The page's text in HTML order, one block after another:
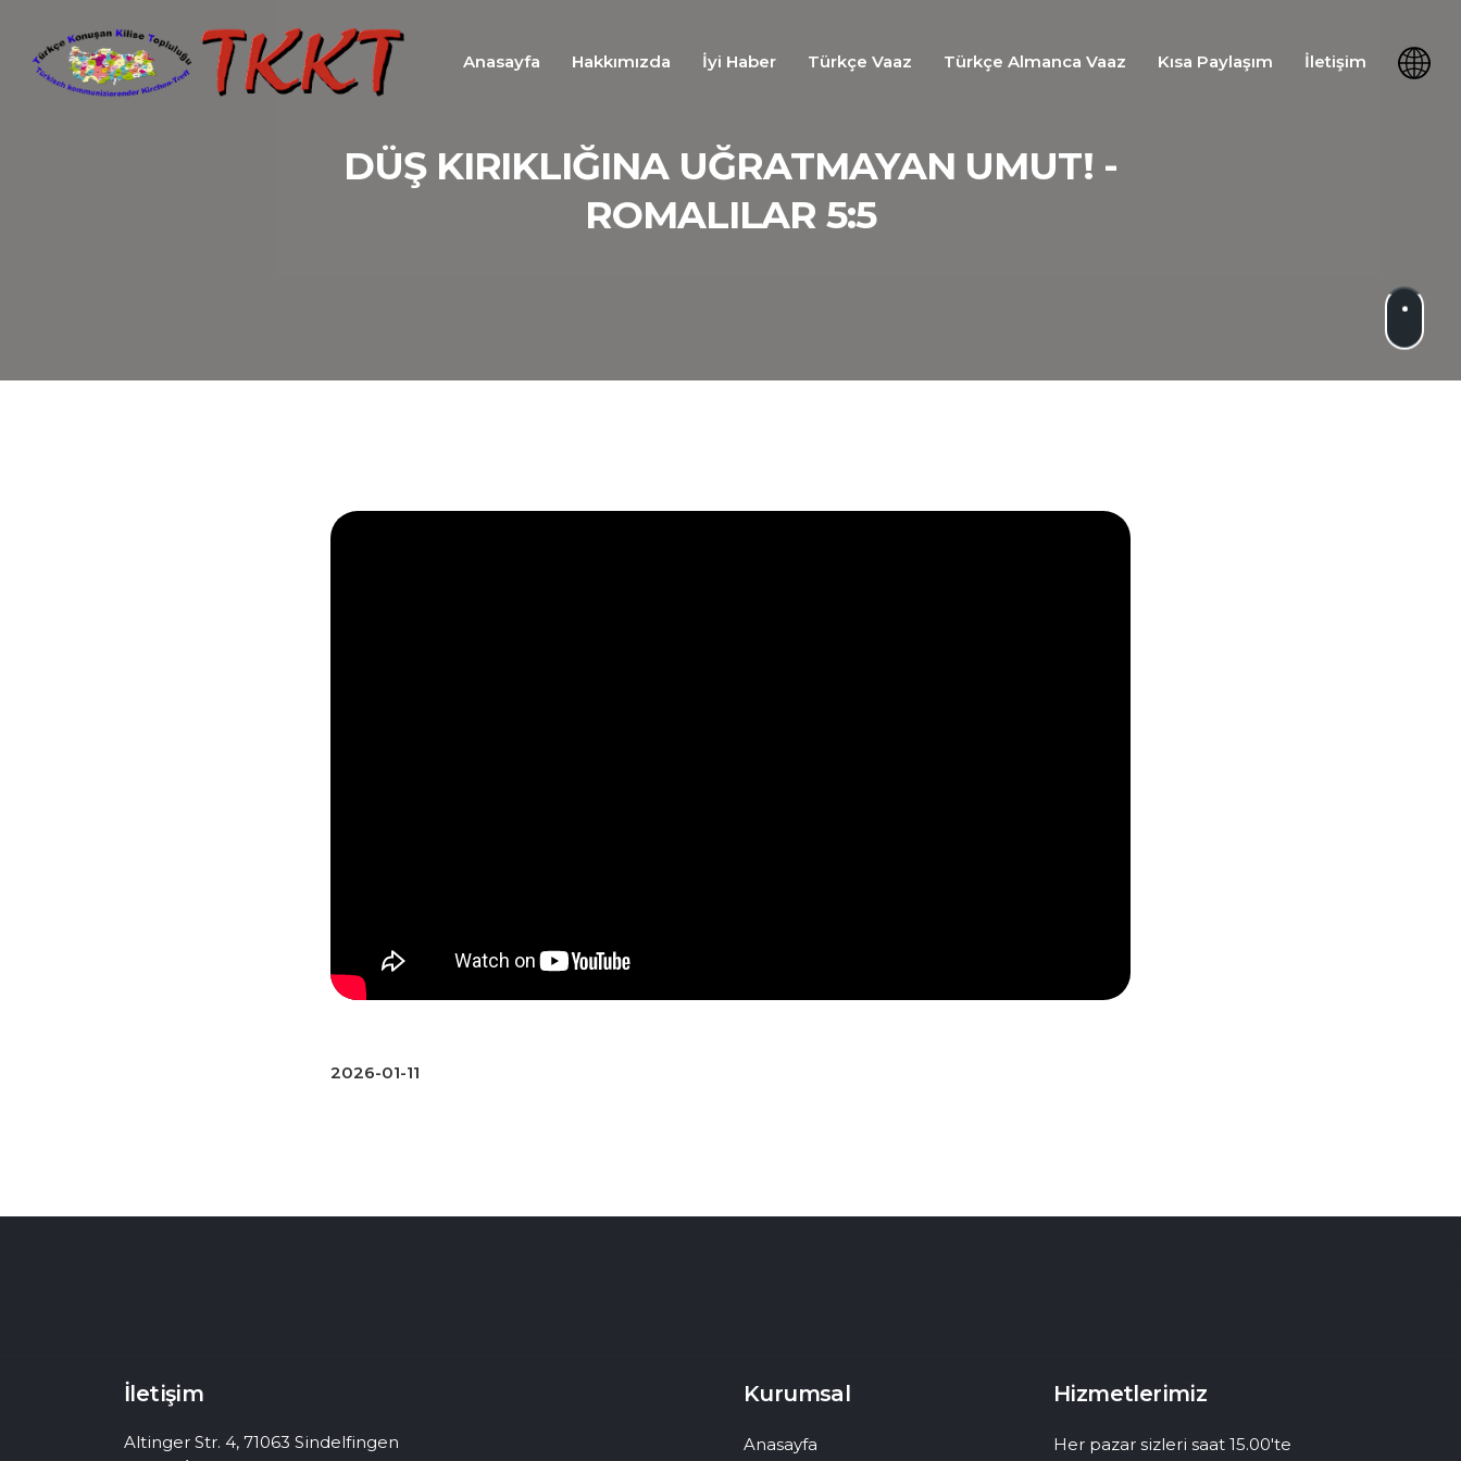
Anasayfa Hakkımızda İyi Haber Türkçe Vaaz Türkçe Almanca Vaaz Kısa Paylaşım İletişim
DÜŞ KIRIKLIĞINA UĞRATMAYAN UMUT! -
ROMALILAR 5:5
2026-01-11
İletişim
Altinger Str. 4, 71063 Sindelfingen
Kurumsal
Anasayfa
Hizmetlerimiz
Her pazar sizleri saat 15.00'te